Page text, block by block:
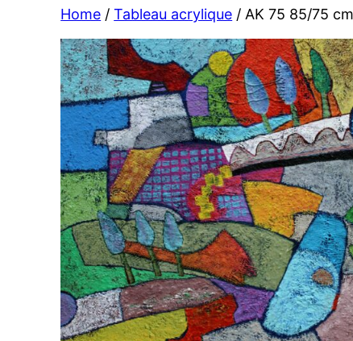
Home /Tableau acrylique / AK 75 85/75 cm